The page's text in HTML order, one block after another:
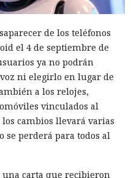
de los teléfonos
el 4 de septiembre de
ya no podrán
ni elegirlo en lugar de
a los relojes,
vinculados al
cambios llevará varias
se perderá para todos al
una carta que recibieron